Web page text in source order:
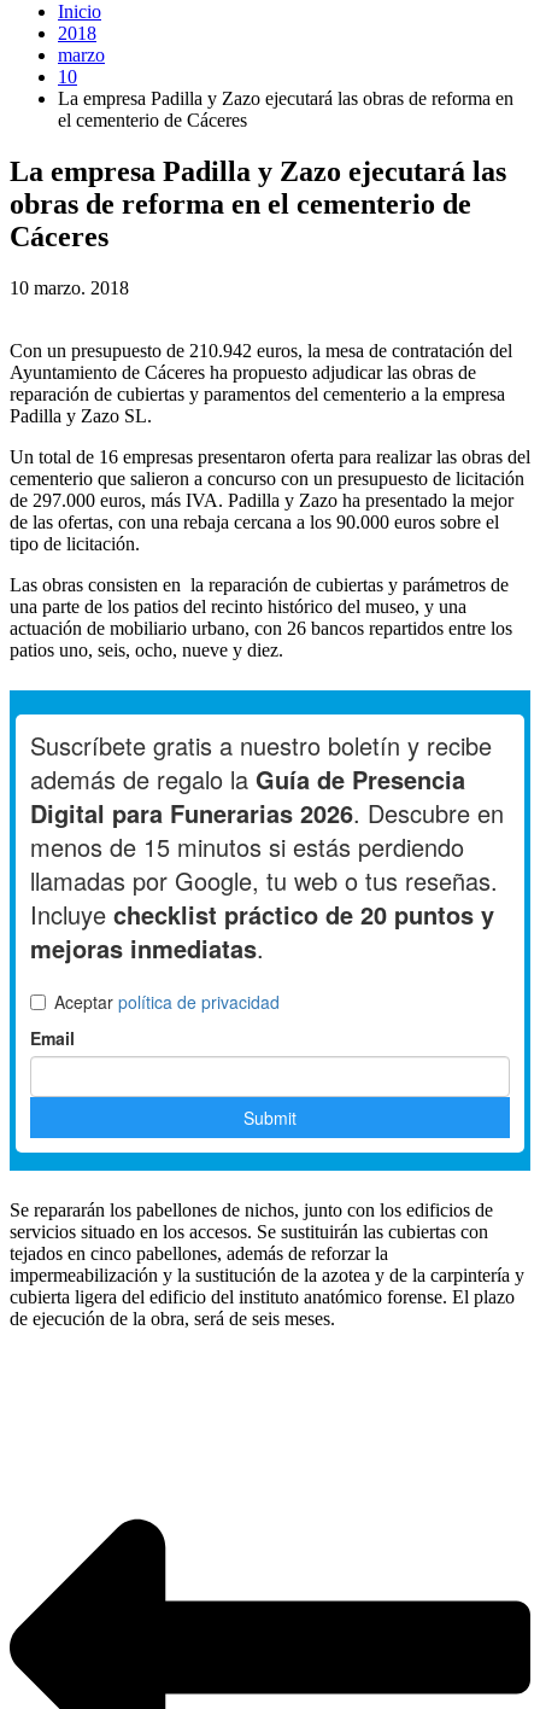
Inicio
2018
marzo
10
La empresa Padilla y Zazo ejecutará las obras de reforma en
el cementerio de Cáceres
La empresa Padilla y Zazo ejecutará las
obras de reforma en el cementerio de
Cáceres
10 marzo. 2018
Con un presupuesto de 210.942 euros, la mesa de contratación del
Ayuntamiento de Cáceres ha propuesto adjudicar las obras de
reparación de cubiertas y paramentos del cementerio a la empresa
Padilla y Zazo SL.
Un total de 16 empresas presentaron oferta para realizar las obras del
cementerio que salieron a concurso con un presupuesto de licitación
de 297.000 euros, más IVA. Padilla y Zazo ha presentado la mejor
de las ofertas, con una rebaja cercana a los 90.000 euros sobre el
tipo de licitación.
Las obras consisten en la reparación de cubiertas y parámetros de
una parte de los patios del recinto histórico del museo, y una
actuación de mobiliario urbano, con 26 bancos repartidos entre los
patios uno, seis, ocho, nueve y diez.
Se repararán los pabellones de nichos, junto con los edificios de
servicios situado en los accesos. Se sustituirán las cubiertas con
tejados en cinco pabellones, además de reforzar la
impermeabilización y la sustitución de la azotea y de la carpintería y
cubierta ligera del edificio del instituto anatómico forense. El plazo
de ejecución de la obra, será de seis meses.